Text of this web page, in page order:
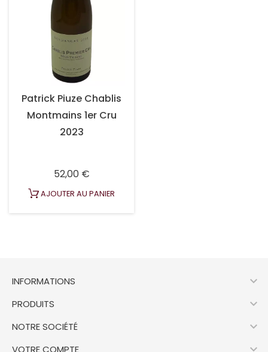
Patrick Piuze Chablis
Montmains 1er Cru
2023
52,00 €Prix
AJOUTER AU PANIER
INFORMATIONS 
PRODUITS 
NOTRE SOCIÉTÉ 
VOTRE COMPTE